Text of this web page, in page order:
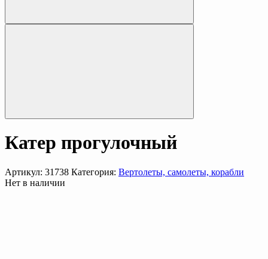
Катер прогулочный
Артикул: 31738 Категория: Вертолеты, самолеты, корабли
Нет в наличии